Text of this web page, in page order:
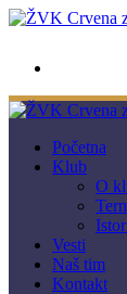
Početna
Klub
O
Vesti
Naš tim
Kontakt